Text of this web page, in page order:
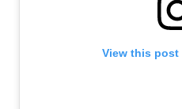
View this post